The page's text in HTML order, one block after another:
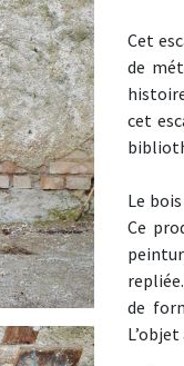
Cet
de
cet
Le
Ce
de